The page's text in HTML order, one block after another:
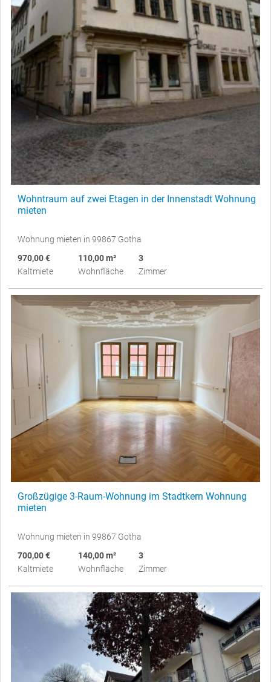
Wohntraum auf zwei Etagen in der Innenstadt Wohnung
mieten
Wohnung mieten in 99867 Gotha
970,00 €
Kaltmiete
110,00 m²
Wohnfläche
3
Zimmer
Großzügige 3-Raum-Wohnung im Stadtkern Wohnung
mieten
Wohnung mieten in 99867 Gotha
700,00 €
Kaltmiete
140,00 m²
Wohnfläche
3
Zimmer